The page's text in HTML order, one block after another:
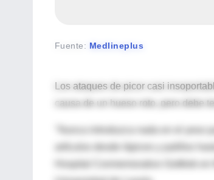
Fuente: Medlineplus
Los ataques de picor casi
causa de un hueso roto, pero debe
"Nunca introduzca nada en el yeso